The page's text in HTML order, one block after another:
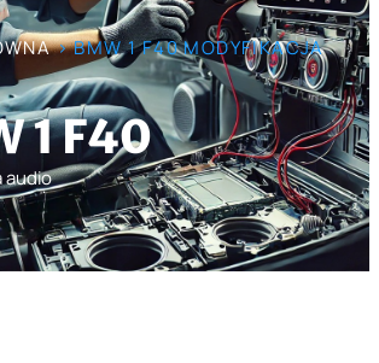
> BMW 1 F40 MODYFIKACJA
1 F40
audio